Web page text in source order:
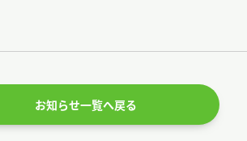
お知らせ一覧へ戻る